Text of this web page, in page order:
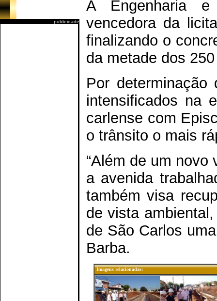
publicidade
A Engenharia e
vencedora da
finalizando o
da metade dos
Por
intensificados na
carlense com
o trânsito o mais
“Além de um
a avenida
também visa
de vista
de São Carlos
Barba.
Imagens relacionadas: